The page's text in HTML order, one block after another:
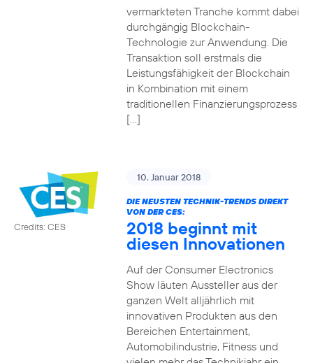
vermarkteten Tranche kommt dabei
durchgängig Blockchain-
Technologie zur Anwendung. Die
Transaktion soll erstmals die
Leistungsfähigkeit der Blockchain
in Kombination mit einem
traditionellen Finanzierungsprozess
[…]
Credits: CES
10. Januar 2018
DIE NEUSTEN TECHNIK-TRENDS DIREKT
VON DER CES:
2018 beginnt mit
diesen Innovationen
Auf der Consumer Electronics
Show läuten Aussteller aus der
ganzen Welt alljährlich mit
innovativen Produkten aus den
Bereichen Entertainment,
Automobilindustrie, Fitness und